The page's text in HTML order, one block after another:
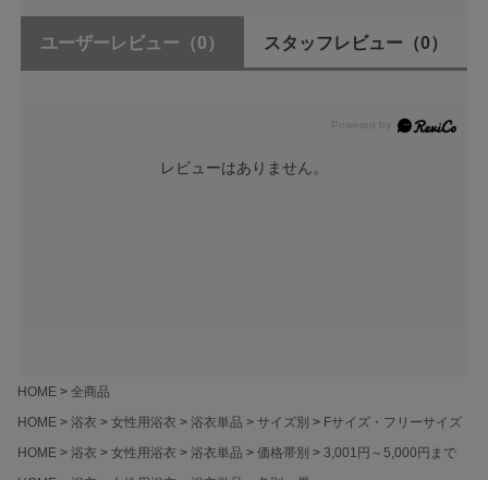
ユーザーレビュー （0） スタッフレビュー （0）
レビューはありません。
HOME
全商品
HOME
浴衣 女性用浴衣 浴衣単品 サイズ別
Fサイズ・フリーサイズ
HOME
浴衣 女性用浴衣 浴衣単品 価格帯別
3,001円～5,000円まで